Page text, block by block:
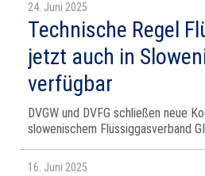
24. Juni 2025
Technische Regel
jetzt auch in
verfügbar
DVGW und DVFG schließen neue
slowenischem Flüssiggasverband
16. Juni 2025